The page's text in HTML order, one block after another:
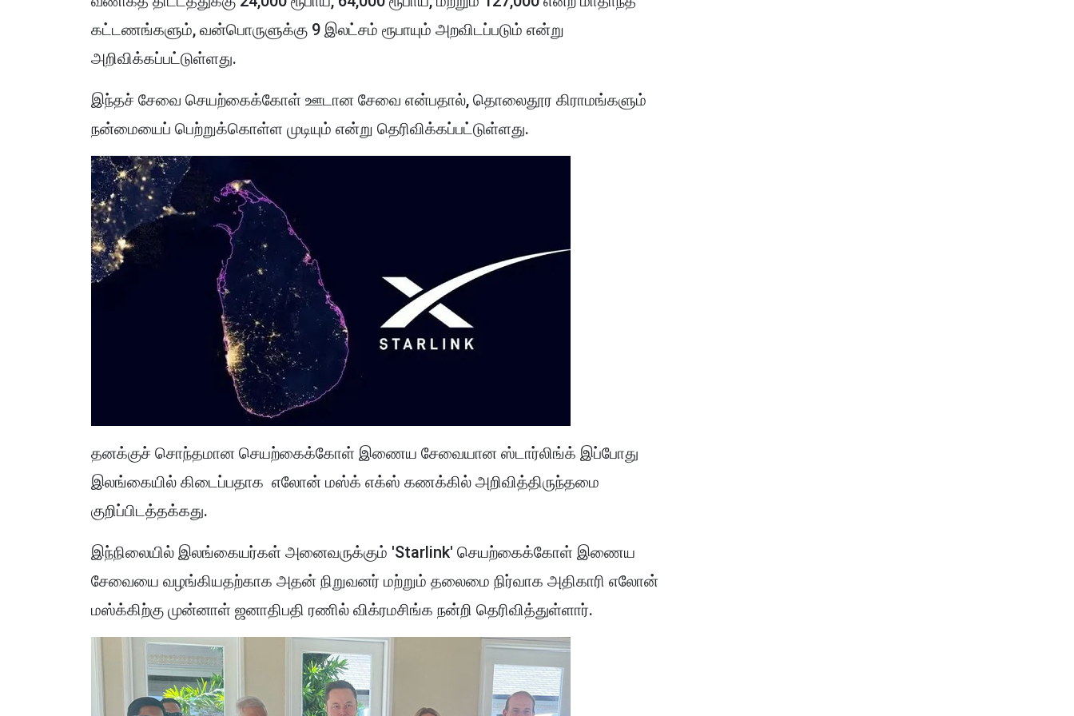
கட்டணங்களும், வன்பொருளுக்கு 9 இலட்சம் ரூபாயும் அறவிடப்படும் என்று
அறிவிக்கப்பட்டுள்ளது.
இந்தச் சேவை செயற்கைக்கோள் ஊடான சேவை என்பதால், தொலைதூர கிராமங்களும்
நன்மையைப் பெற்றுக்கொள்ள முடியும் என்று தெரிவிக்கப்பட்டுள்ளது.
தனக்குச் சொந்தமான செயற்கைக்கோள் இணைய சேவையான ஸ்டார்லிங்க் இப்போது
இலங்கையில் கிடைப்பதாக எலோன் மஸ்க் எக்ஸ் கணக்கில் அறிவித்திருந்தமை
குறிப்பிடத்தக்கது.
இந்நிலையில் இலங்கையர்கள் அனைவருக்கும் 'Starlink' செயற்கைக்கோள் இணைய
சேவையை வழங்கியதற்காக அதன் நிறுவனர் மற்றும் தலைமை நிர்வாக அதிகாரி எலோன்
மஸ்க்கிற்கு முன்னாள் ஜனாதிபதி ரணில் விக்ரமசிங்க நன்றி தெரிவித்துள்ளார்.